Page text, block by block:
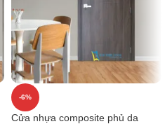
-6%
Cửa nhựa composite phủ da